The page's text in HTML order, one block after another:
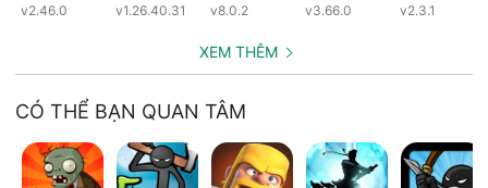
v2.46.0 v1.26.40.31 v8.0.2 v3.66.0 v2.3.1
XEM THÊM
CÓ THỂ BẠN QUAN TÂM